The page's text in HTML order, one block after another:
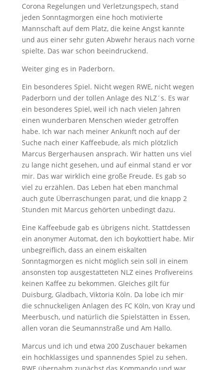
Corona Regelungen und Verletzungspech, stand
jeden Sonntagmorgen eine hoch motivierte
Mannschaft auf dem Platz, die keine Angst kannte
und aus einer sehr guten Abwehr heraus nach vorne
spielte. Das war schon beeindruckend.
Weiter ging es in Paderborn.
Ein besonderes Spiel. Nicht wegen RWE, nicht wegen
Paderborn und der tollen Anlage des NLZ´s. Es war
ein besonderes Spiel, weil ich nach vielen Jahren
einen wunderbaren Menschen wieder getroffen
habe. Ich war nach meiner Ankunft noch auf der
Suche nach einer Kaffeebude, als mich plötzlich
Marcus Bergerhausen ansprach. Wir hatten uns viel
zu lange nicht gesehen, und auf einmal stand er vor
mir. Das war wirklich eine große Freude. Es gab so
viel zu erzählen. Das Leben hat eben manchmal
auch gute Überraschungen parat, und die knapp 2
Stunden mit Marcus gehörten unbedingt dazu.
Eine Kaffeebude gab es übrigens nicht. Stattdessen
ein anonymer Automat, den ich boykottiert habe. Mir
unbegreiflich, dass an einem eiskalten
Sonntagmorgen es nicht möglich sein soll in einem
ansonsten top ausgestatteten NLZ eines Profivereins
keinen Kaffee zu bekommen. Gleiches gilt für
Duisburg, Gladbach, Viktoria Köln. Da lobe ich mir
die schnuckeligen Anlagen des FC Köln, von Kray und
Meerbusch, und natürlich die Spielstätten in Essen,
allen voran die Seumannstraße und Am Hallo.
Marcus und ich und etwa 200 Zuschauer bekamen
ein hochklassiges und spannendes Spiel zu sehen.